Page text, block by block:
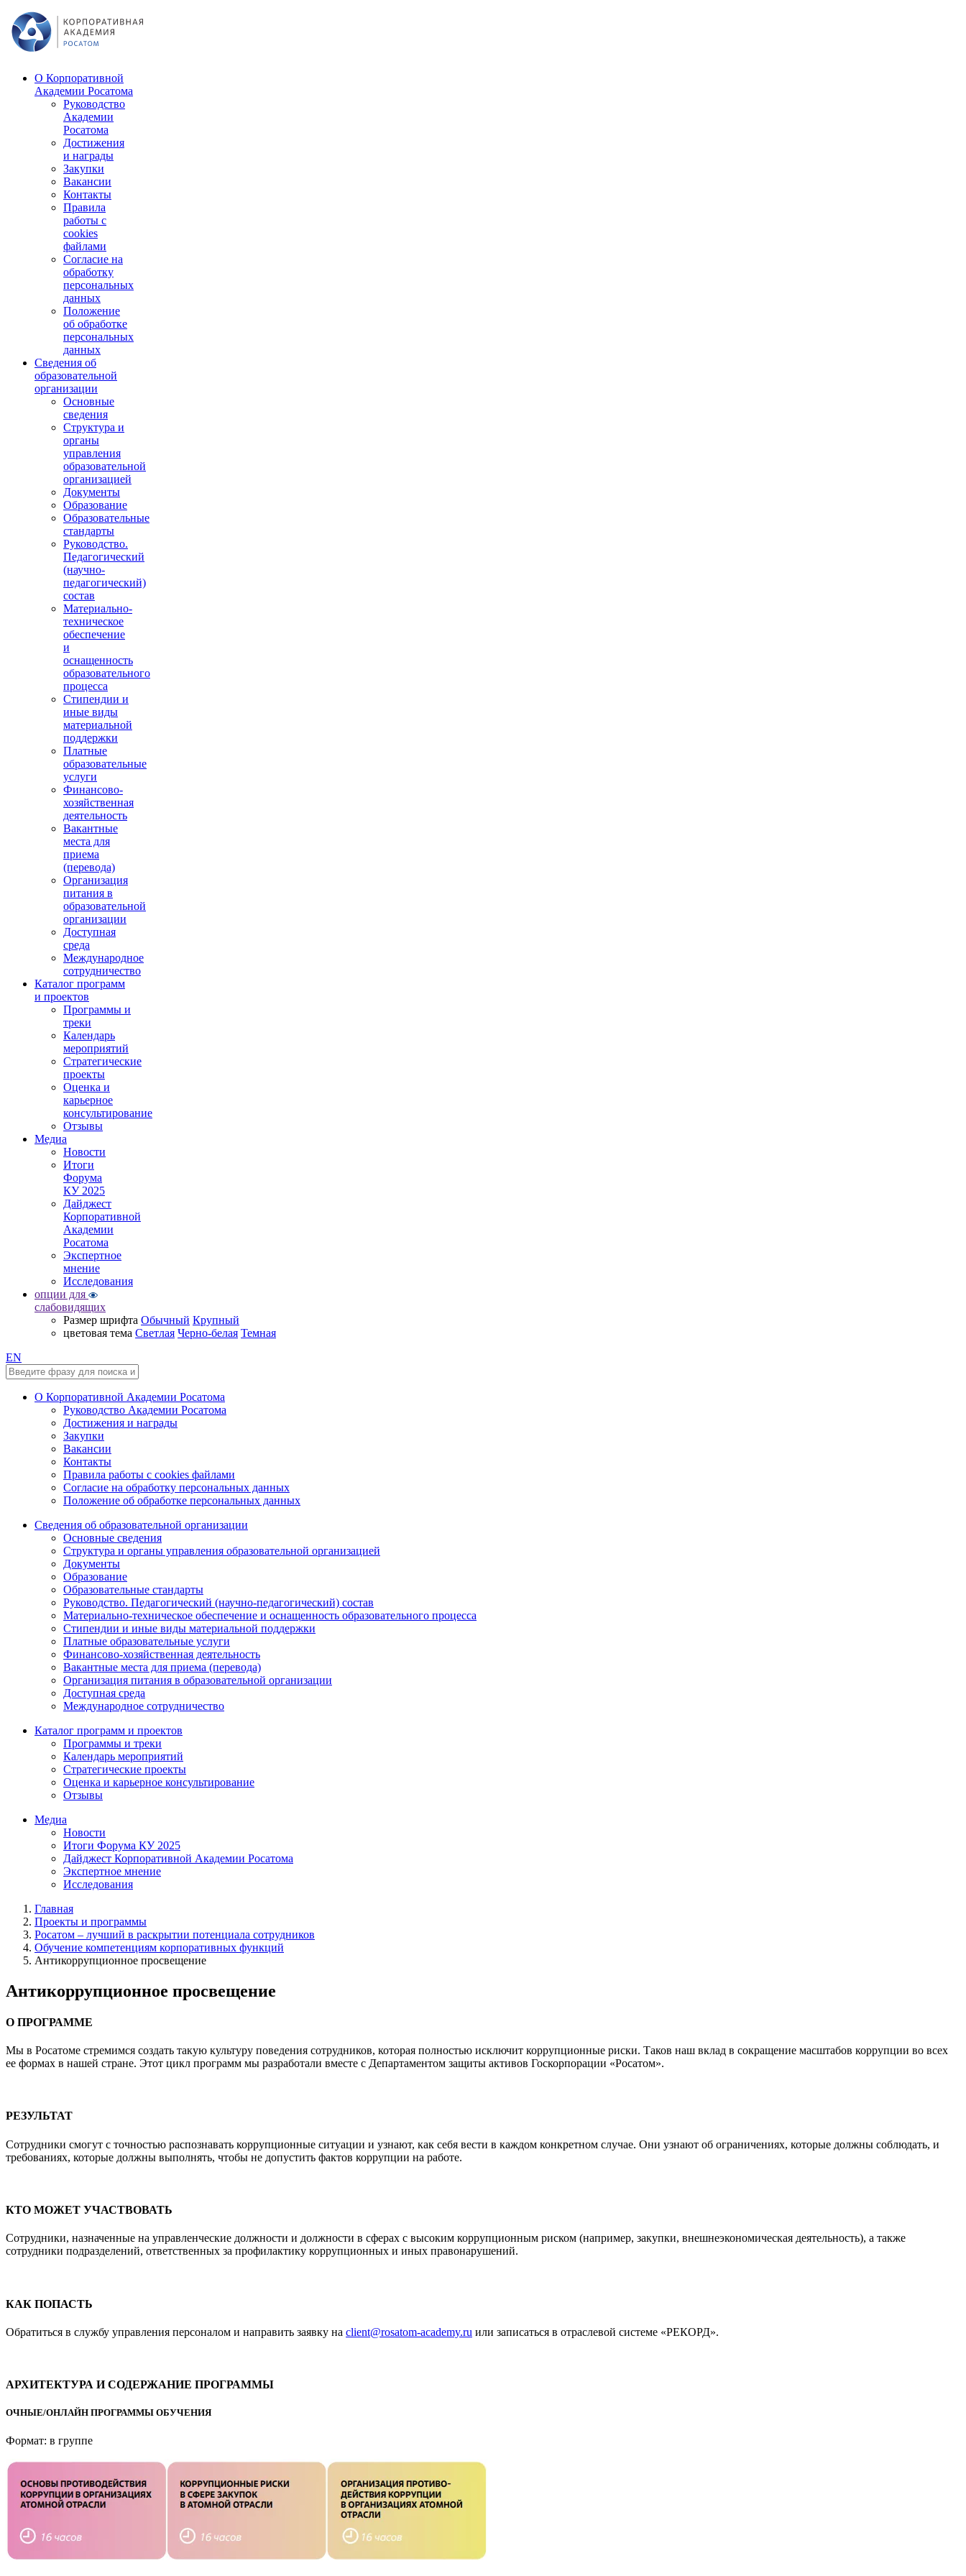
О Корпоративной
Академии Росатома
Руководство
Академии
Росатома
Достижения
и награды
Закупки
Вакансии
Контакты
Правила
работы с
cookies
файлами
Согласие на
обработку
персональных
данных
Положение
об обработке
персональных
данных
Сведения об
образовательной
организации
Основные
сведения
Структура и
органы
управления
образовательной
организацией
Документы
Образование
Образовательные
стандарты
Руководство.
Педагогический
(научно-
педагогический)
состав
Материально-
техническое
обеспечение
и
оснащенность
образовательного
процесса
Стипендии и
иные виды
материальной
поддержки
Платные
образовательные
услуги
Финансово-
хозяйственная
деятельность
Вакантные
места для
приема
(перевода)
Организация
питания в
образовательной
организации
Доступная
среда
Международное
сотрудничество
Каталог программ
и проектов
Программы и
треки
Календарь
мероприятий
Стратегические
проекты
Оценка и
карьерное
консультирование
Отзывы
Медиа
Новости
Итоги
Форума
КУ 2025
Дайджест
Корпоративной
Академии
Росатома
Экспертное
мнение
Исследования
опции для
слабовидящих
Размер шрифта Обычный Крупный
цветовая тема Светлая Черно-белая Темная
EN
О Корпоративной Академии Росатома
Руководство Академии Росатома
Достижения и награды
Закупки
Вакансии
Контакты
Правила работы с cookies файлами
Согласие на обработку персональных данных
Положение об обработке персональных данных
Сведения об образовательной организации
Основные сведения
Структура и органы управления образовательной организацией
Документы
Образование
Образовательные стандарты
Руководство. Педагогический (научно-педагогический) состав
Материально-техническое обеспечение и оснащенность образовательного процесса
Стипендии и иные виды материальной поддержки
Платные образовательные услуги
Финансово-хозяйственная деятельность
Вакантные места для приема (перевода)
Организация питания в образовательной организации
Доступная среда
Международное сотрудничество
Каталог программ и проектов
Программы и треки
Календарь мероприятий
Стратегические проекты
Оценка и карьерное консультирование
Отзывы
Медиа
Новости
Итоги Форума КУ 2025
Дайджест Корпоративной Академии Росатома
Экспертное мнение
Исследования
Главная
Проекты и программы
Росатом – лучший в раскрытии потенциала сотрудников
Обучение компетенциям корпоративных функций
Антикоррупционное просвещение
Антикоррупционное просвещение
О ПРОГРАММЕ
Мы в Росатоме стремимся создать такую культуру поведения сотрудников, которая полностью исключит коррупционные риски. Таков наш вклад в сокращение масштабов коррупции во всех
ее формах в нашей стране. Этот цикл программ мы разработали вместе с Департаментом защиты активов Госкорпорации «Росатом».
РЕЗУЛЬТАТ
Сотрудники смогут с точностью распознавать коррупционные ситуации и узнают, как себя вести в каждом конкретном случае. Они узнают об ограничениях, которые должны соблюдать, и
требованиях, которые должны выполнять, чтобы не допустить фактов коррупции на работе.
КТО МОЖЕТ УЧАСТВОВАТЬ
Сотрудники, назначенные на управленческие должности и должности в сферах с высоким коррупционным риском (например, закупки, внешнеэкономическая деятельность), а также
сотрудники подразделений, ответственных за профилактику коррупционных и иных правонарушений.
КАК ПОПАСТЬ
Обратиться в службу управления персоналом и направить заявку на client@rosatom-academy.ru или записаться в отраслевой системе «РЕКОРД».
АРХИТЕКТУРА И СОДЕРЖАНИЕ ПРОГРАММЫ
ОЧНЫЕ/ОНЛАЙН ПРОГРАММЫ ОБУЧЕНИЯ
Формат: в группе